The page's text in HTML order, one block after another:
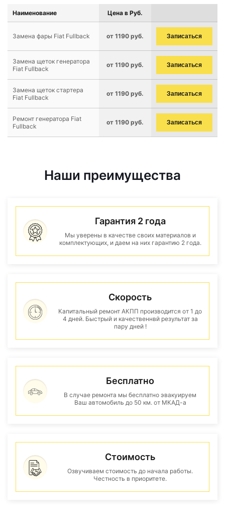
Наименование Цена в Руб.
Замена фары Fiat Fullback от 1190 руб. Записаться
Замена щеток генератора
Fiat Fullback
от 1190 руб. Записаться
Замена щеток стартера
Fiat Fullback
от 1190 руб. Записаться
Ремонт генератора Fiat
Fullback
от 1190 руб. Записаться
Наши преимущества
Гарантия 2 года
Мы уверены в качестве своих материалов и
комплектующих, и даем на них гарантию 2 года.
Скорость
Капитальный ремонт АКПП производится от 1 до
4 дней. Быстрый и качественнвй результат за
пару дней !
Бесплатно
В случае ремонта мы бесплатно эвакуируем
Ваш автомобиль до 50 км. от МКАД-а
Стоимость
Озвучиваем стоимость до начала работы.
Честность в приоритете.